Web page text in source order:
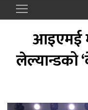
आइएमई
लेल्यान्डको